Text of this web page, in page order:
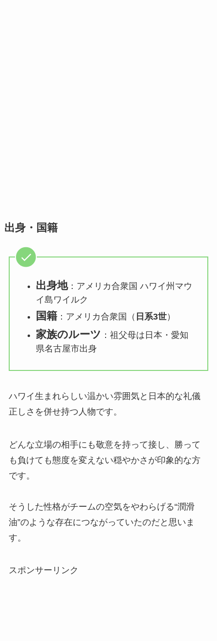
出身・国籍
出身地：アメリカ合衆国 ハワイ州マウ
イ島ワイルク
国籍：アメリカ合衆国（ 日系3世）
家族のルーツ ：祖父母は日本・愛知
県名古屋市出身
ハワイ生まれらしい温かい雰囲気と日本的な礼儀
正しさを併せ持つ人物です。
どんな立場の相手にも敬意を持って接し、勝って
も負けても態度を変えない穏やかさが印象的な方
です。
そうした性格がチームの空気をやわらげる“潤滑
油”のような存在につながっていたのだと思いま
す。
スポンサーリンク